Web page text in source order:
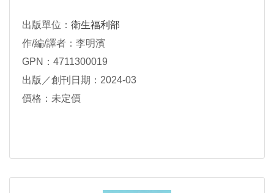
出版單位： 衛生福利部
作/編/譯者：李明濱
GPN：4711300019
出版／創刊日期：2024-03
價格：未定價